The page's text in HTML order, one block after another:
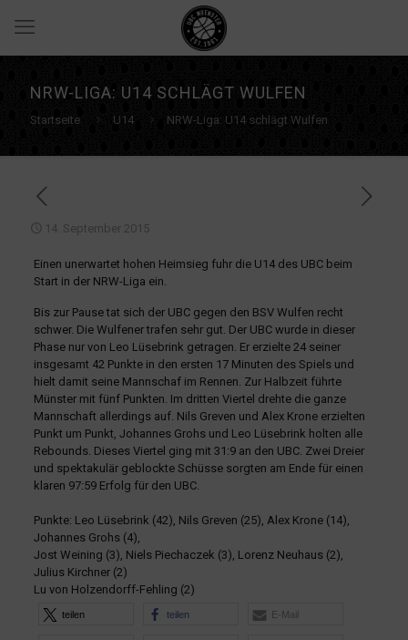
NRW-LIGA: U14 SCHLÄGT WULFEN
Startseite U14 NRW-Liga: U14 schlägt Wulfen
14. September 2015
Einen unerwartet hohen Heimsieg fuhr die U14 des UBC beim
Start in der NRW-Liga ein.
Bis zur Pause tat sich der UBC gegen den BSV Wulfen recht
schwer. Die Wulfener trafen sehr gut. Der UBC wurde in dieser
Phase nur von Leo Lüsebrink getragen. Er erzielte 24 seiner
insgesamt 42 Punkte in den ersten 17 Minuten des Spiels und
hielt damit seine Mannschaf im Rennen. Zur Halbzeit führte
Münster mit fünf Punkten. Im dritten Viertel drehte die ganze
Mannschaft allerdings auf. Nils Greven und Alex Krone erzielten
Punkt um Punkt, Johannes Grohs und Leo Lüsebrink holten alle
Rebounds. Dieses Viertel ging mit 31:9 an den UBC. Zwei Dreier
und spektakulär geblockte Schüsse sorgten am Ende für einen
klaren 97:59 Erfolg für den UBC.
Punkte: Leo Lüsebrink (42), Nils Greven (25), Alex Krone (14),
Johannes Grohs (4),
Jost Weining (3), Niels Piechaczek (3), Lorenz Neuhaus (2),
Julius Kirchner (2)
Lu von Holzendorff-Fehling (2)
teilen teilen E-Mail